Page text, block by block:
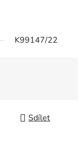
K99147/22
Sdílet